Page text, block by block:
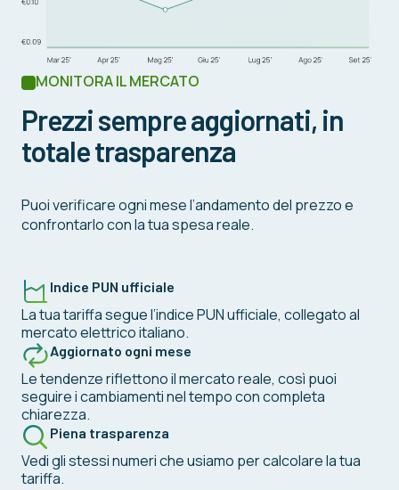
MONITORA IL MERCATO
Prezzi sempre aggiornati, in
totale trasparenza
Puoi verificare ogni mese l’andamento del prezzo e
confrontarlo con la tua spesa reale.
Indice PUN ufficiale
La tua tariffa segue l’indice PUN ufficiale, collegato al
mercato elettrico italiano.
Aggiornato ogni mese
Le tendenze riflettono il mercato reale, così puoi
seguire i cambiamenti nel tempo con completa
chiarezza.
Piena trasparenza
Vedi gli stessi numeri che usiamo per calcolare la tua
tariffa.